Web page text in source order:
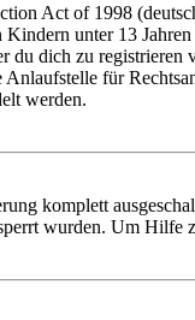
Act of 1998
unter 13
du dich zu
für
werden.
komplett
wurden. Um